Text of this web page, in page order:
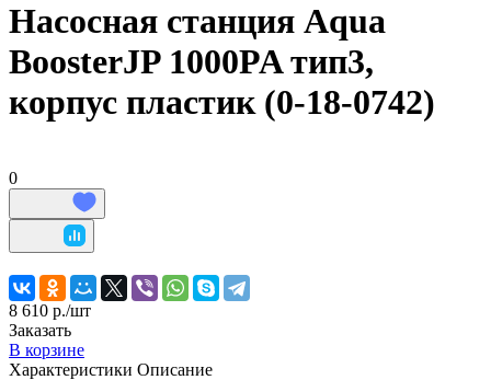
Насосная станция Aqua
BoosterJP 1000PA тип3,
корпус пластик (0-18-0742)
0
8 610 р./шт
Заказать
В корзине
Характеристики Описание